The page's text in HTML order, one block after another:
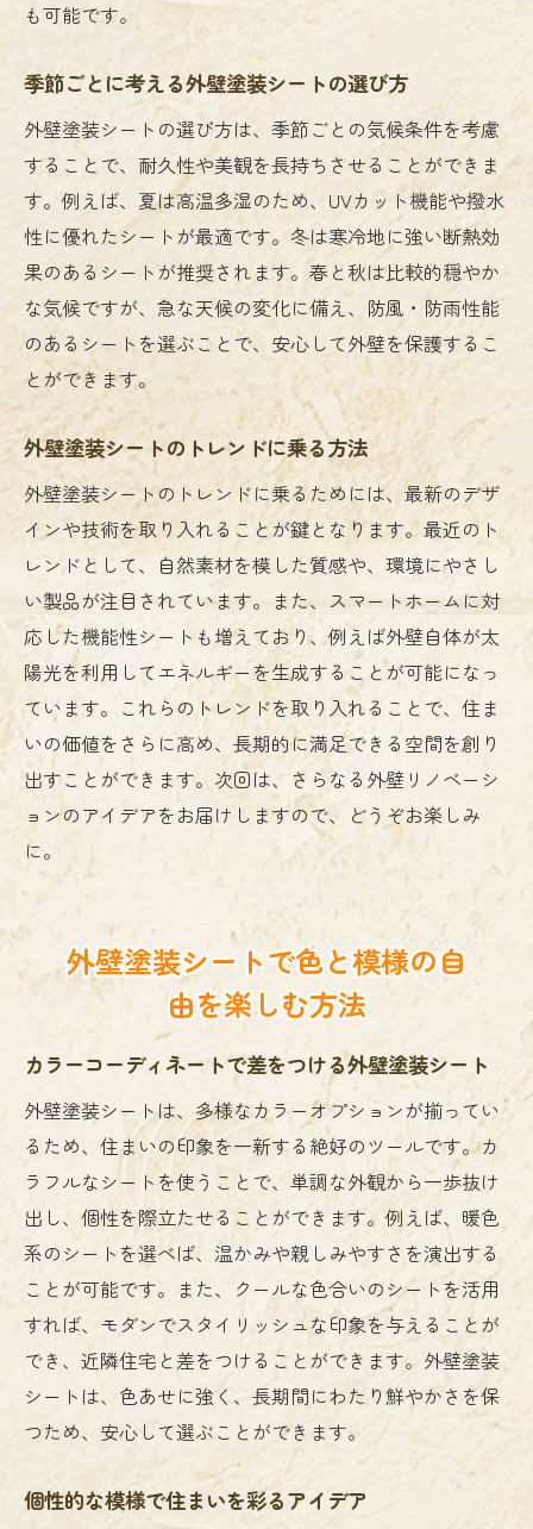
も可能です。
季節ごとに考える外壁塗装シートの選び方
外壁塗装シートの選び方は、季節ごとの気候条件を考慮
することで、耐久性や美観を長持ちさせることができま
す。例えば、夏は高温多湿のため、UVカット機能や撥水
性に優れたシートが最適です。冬は寒冷地に強い断熱効
果のあるシートが推奨されます。春と秋は比較的穏やか
な気候ですが、急な天候の変化に備え、防風・防雨性能
のあるシートを選ぶことで、安心して外壁を保護するこ
とができます。
外壁塗装シートのトレンドに乗る方法
外壁塗装シートのトレンドに乗るためには、最新のデザ
インや技術を取り入れることが鍵となります。最近のト
レンドとして、自然素材を模した質感や、環境にやさし
い製品が注目されています。また、スマートホームに対
応した機能性シートも増えており、例えば外壁自体が太
陽光を利用してエネルギーを生成することが可能になっ
ています。これらのトレンドを取り入れることで、住ま
いの価値をさらに高め、長期的に満足できる空間を創り
出すことができます。次回は、さらなる外壁リノベーシ
ョンのアイデアをお届けしますので、どうぞお楽しみ
に。
外壁塗装シートで色と模様の自
由を楽しむ方法
カラーコーディネートで差をつける外壁塗装シート
外壁塗装シートは、多様なカラーオプションが揃ってい
るため、住まいの印象を一新する絶好のツールです。カ
ラフルなシートを使うことで、単調な外観から一歩抜け
出し、個性を際立たせることができます。例えば、暖色
系のシートを選べば、温かみや親しみやすさを演出する
ことが可能です。また、クールな色合いのシートを活用
すれば、モダンでスタイリッシュな印象を与えることが
でき、近隣住宅と差をつけることができます。外壁塗装
シートは、色あせに強く、長期間にわたり鮮やかさを保
つため、安心して選ぶことができます。
個性的な模様で住まいを彩るアイデア